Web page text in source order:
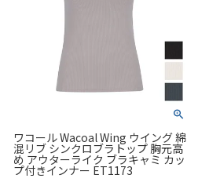
ワコール Wacoal Wing ウイング 綿
混リブ シンクロブラトップ 胸元高
め アウターライク ブラキャミ カッ
プ付きインナー ET1173